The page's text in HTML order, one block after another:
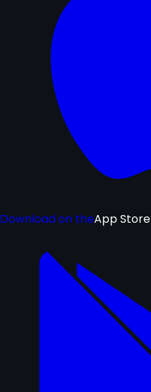
Download on theApp Store